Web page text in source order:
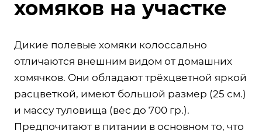
хомяков на участке
Дикие полевые хомяки колоссально
отличаются внешним видом от домашних
хомячков. Они обладают трёхцветной яркой
расцветкой, имеют большой размер (25 см.)
и массу туловища (вес до 700 гр.).
Предпочитают в питании в основном то, что